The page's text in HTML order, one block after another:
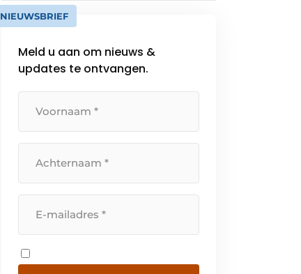
NIEUWSBRIEF
Meld u aan om nieuws &
updates te ontvangen.